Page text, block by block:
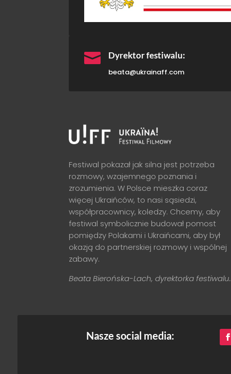
 Dyrektor festiwalu:
beata@ukrainaff.com
Festiwal pokazał jak silna jest potrzeba
rozmowy, wzajemnego poznania i
zrozumienia. W Polsce mieszka coraz
więcej Ukraińców, to nasi sąsiedzi,
współpracownicy, koledzy. Chcemy, aby
festiwal symbolicznie budował pomost
pomiędzy Polakami i Ukraińcami, aby był
okazją do partnerskiej rozmowy i wspólnej
zabawy.
Beata Bierońska-Lach, dyrektorka festiwalu.
Nasze social media: